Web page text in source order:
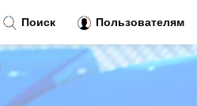
Поиск Пользователям